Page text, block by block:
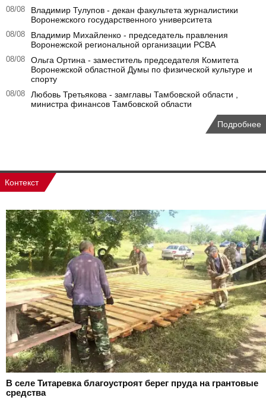
08/08
Владимир Тулупов - декан факультета журналистики
Воронежского государственного университета
08/08
Владимир Михайленко - председатель правления
Воронежской региональной организации РСВА
08/08
Ольга Ортина - заместитель председателя Комитета
Воронежской областной Думы по физической культуре и
спорту
08/08
Любовь Третьякова - замглавы Тамбовской области ,
министра финансов Тамбовской области
Подробнее
Контекст
В селе Титаревка благоустроят берег пруда на грантовые
средства